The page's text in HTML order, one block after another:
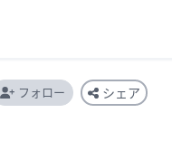
フォロー シェア